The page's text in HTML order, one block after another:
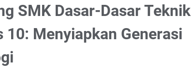
SMK Dasar-Dasar Teknik
10: Menyiapkan Generasi